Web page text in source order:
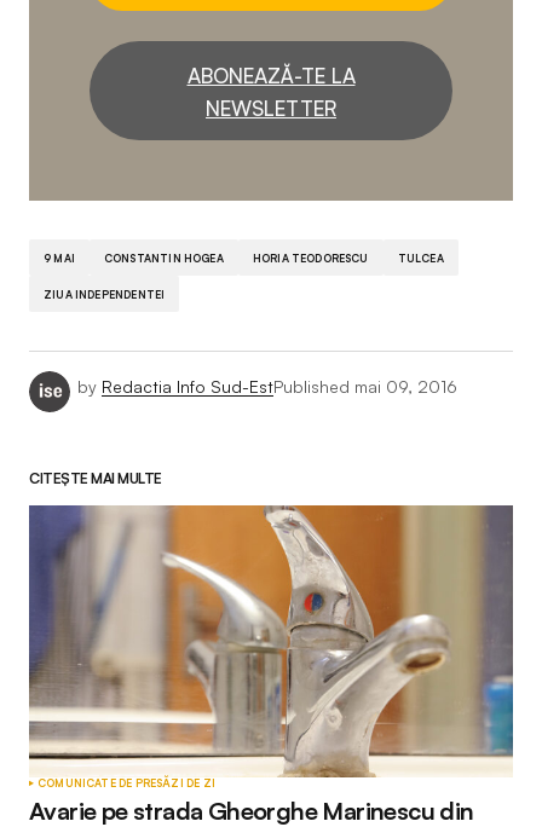
ABONEAZĂ-TE LA
NEWSLETTER
9 MAI CONSTANTIN HOGEA HORIA TEODORESCU TULCEA
ZIUA INDEPENDENTEI
by Redactia Info Sud-EstPublished mai 09, 2016
CITEȘTE MAI MULTE
COMUNICATE DE PRESĂZI DE ZI
Avarie pe strada Gheorghe Marinescu din